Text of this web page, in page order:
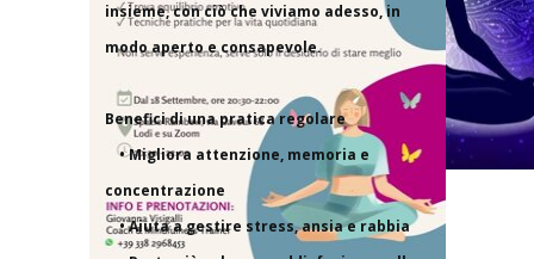
insieme, con ciò che viviamo adesso, in
modo aperto e consapevole.
Benefici di una pratica regolare
• Migliora attenzione, memoria e
concentrazione
• Aiuta a gestire stress, ansia e rabbia